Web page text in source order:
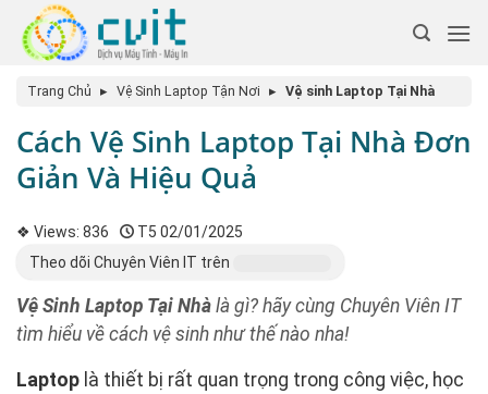
Trang Chủ ▸ Vệ Sinh Laptop Tận Nơi ▸ Vệ sinh Laptop Tại Nhà
Cách Vệ Sinh Laptop Tại Nhà Đơn
Giản Và Hiệu Quả
❖ Views: 836
T5 02/01/2025
Theo dõi Chuyên Viên IT trên
Vệ Sinh Laptop Tại Nhà là gì? hãy cùng Chuyên Viên IT
tìm hiểu về cách vệ sinh như thế nào nha!
Laptop là thiết bị rất quan trọng trong công việc, học